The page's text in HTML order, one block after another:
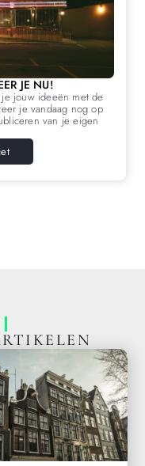
JE NU!
jouw ideeën met de
je vandaag nog op
van je eigen